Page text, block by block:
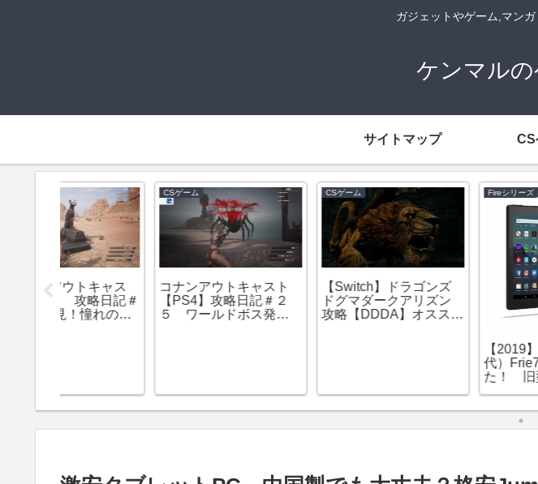
ガジェットやゲーム,マン
ケンマル
サイトマップ CS
コナンアウトキャスト
【PS4】攻略日記＃２
５ ワールドボス発見
【Switch】ドラゴンズ
ドグマダークアリズン
攻略【DDDA】オススメ
Fireシリーズ
【2019】新型（第9世
代）Frie7を買ってみ
た！ 旧型（第5世代）
とスペックや使用感の